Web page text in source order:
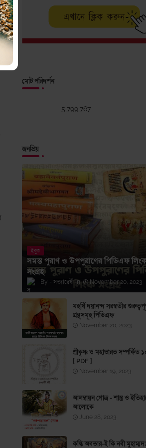
মোট পরিদর্শন
5,799,767
জনপ্রিয়
ইবুক
সমস্ত পুরাণ ও উপপুরাণের পিডিএফ
সংগ্রহ
সত্যান্বেষী November 20, 2023
মহর্ষি দয়ানন্দ সরস্বতীর
গ্রন্থসমূহ পিডিএফ
November 20, 2023
শ্রীকৃষ্ণ ও মহাভারত সম্পর্কিত
[ PDF ]
November 19, 2023
আলম্বায়ন গোত্র - শাস্ত্র ও
আলোকে
June 28, 2023
কল্কি অবতার-ই কি নবী